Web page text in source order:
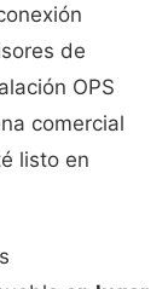
de
OPS
comercial
listo en